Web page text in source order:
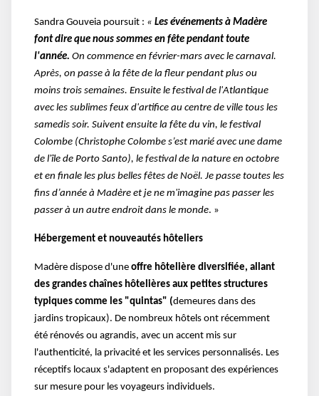
Sandra Gouveia poursuit : « Les événements à Madère
font dire que nous sommes en fête pendant toute
l'année. On commence en février-mars avec le carnaval.
Après, on passe à la fête de la fleur pendant plus ou
moins trois semaines. Ensuite le festival de l'Atlantique
avec les sublimes feux d'artifice au centre de ville tous les
samedis soir. Suivent ensuite la fête du vin, le festival
Colombe (Christophe Colombe s’est marié avec une dame
de l'île de Porto Santo), le festival de la nature en octobre
et en finale les plus belles fêtes de Noël. Je passe toutes les
fins d’année à Madère et je ne m'imagine pas passer les
passer à un autre endroit dans le monde. »
Hébergement et nouveautés hôteliers
Madère dispose d'une offre hôtelière diversifiée, allant
des grandes chaînes hôtelières aux petites structures
typiques comme les "quintas" (demeures dans des
jardins tropicaux). De nombreux hôtels ont récemment
été rénovés ou agrandis, avec un accent mis sur
l'authenticité, la privacité et les services personnalisés. Les
réceptifs locaux s'adaptent en proposant des expériences
sur mesure pour les voyageurs individuels.